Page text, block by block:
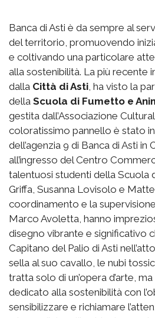
Banca di Asti è da sempre al
del territorio, promuovendo
e coltivando una particolare
alla sostenibilità. La più recente
dalla Città di Asti, ha visto la
della Scuola di Fumetto e
gestita dall’Associazione
coloratissimo pannello è stato
dell’agenzia 9 di Banca di Asti
all’ingresso del Centro
talentuosi studenti della Scuola
Griffa, Susanna Lovisolo e
coordinamento e la
Marco Avoletta, hanno
disegno vibrante e significativo
Capitano del Palio di Asti
sella al suo cavallo, le nubi
tratta solo di un’opera d’arte,
dedicato alla sostenibilità con
sensibilizzare e richiamare